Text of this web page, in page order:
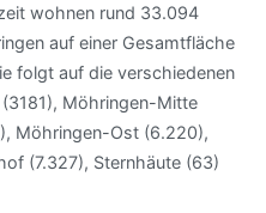
wohnen rund 33.094
auf einer Gesamtfläche
folgt auf die verschiedenen
Möhringen-Mitte
Möhringen-Ost (6.220),
(7.327), Sternhäute (63)